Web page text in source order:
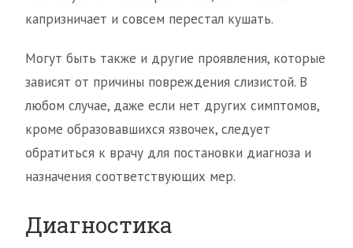
капризничает и совсем перестал кушать.
Могут быть также и другие проявления, которые
зависят от причины повреждения слизистой. В
любом случае, даже если нет других симптомов,
кроме образовавшихся язвочек, следует
обратиться к врачу для постановки диагноза и
назначения соответствующих мер.
Диагностика